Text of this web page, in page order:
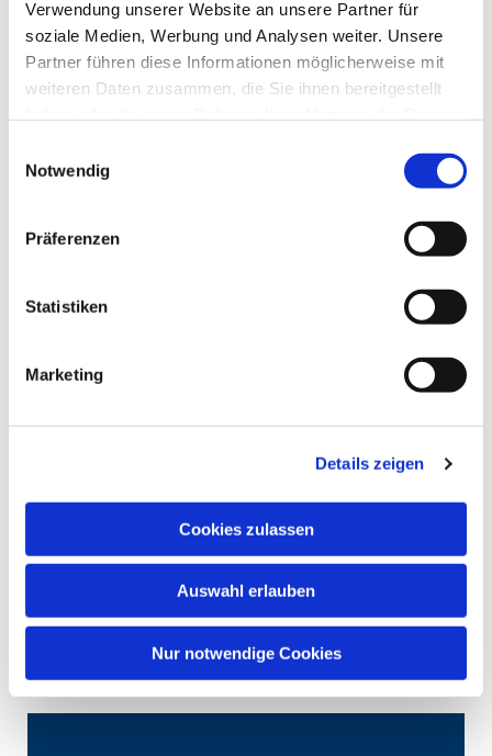
Verwendung unserer Website an unsere Partner für
soziale Medien, Werbung und Analysen weiter. Unsere
Partner führen diese Informationen möglicherweise mit
weiteren Daten zusammen, die Sie ihnen bereitgestellt
Notwendig
Präferenzen
Statistiken
Marketing
Details zeigen
Cookies zulassen
Auswahl erlauben
Nur notwendige Cookies
Dies könnte Sie auch
interessieren